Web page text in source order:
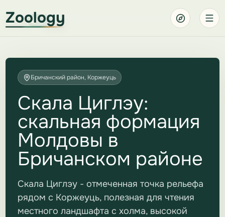
Zoology
Бричанский район, Коржеуць
Скала Циглэу:
скальная формация
Молдовы в
Бричанском районе
Скала Циглэу - отмеченная точка рельефа
рядом с Коржеуць, полезная для чтения
местного ландшафта с холма, высокой